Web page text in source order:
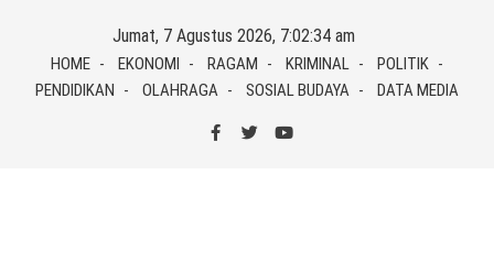
content
Jumat, 7 Agustus 2026, 7:02:34 am
HOME EKONOMI RAGAM KRIMINAL
POLITIK
PENDIDIKAN
OLAHRAGA SOSIAL BUDAYA DATA MEDIA